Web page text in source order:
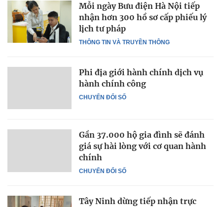
THÔNG TIN VÀ TRUYỀN THÔNG
Mỗi ngày Bưu điện Hà Nội tiếp
nhận hơn 300 hồ sơ cấp phiếu lý
lịch tư pháp
CHUYỂN ĐỔI SỐ
Phi địa giới hành chính dịch vụ
hành chính công
CHUYỂN ĐỔI SỐ
Gần 37.000 hộ gia đình sẽ đánh
giá sự hài lòng với cơ quan hành
chính
Tây Ninh dừng tiếp nhận trực